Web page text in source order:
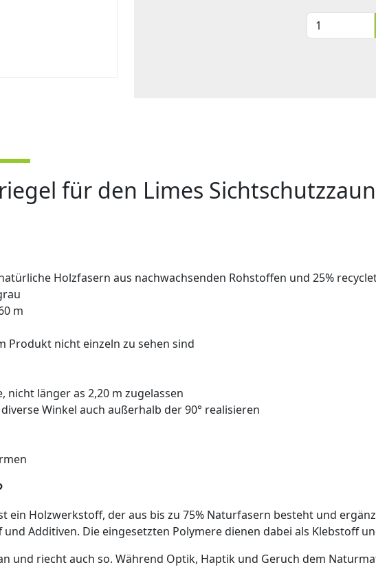
für den Limes
natürliche Holzfasern aus nachwachsenden Rohstoffen und 25%
m
Produkt nicht einzeln zu sehen sind
länger as 2,20 m zugelassen
Winkel auch außerhalb der 90° realisieren
ein Holzwerkstoff, der aus bis zu 75% Naturfasern besteht und
Additiven. Die eingesetzten Polymere dienen dabei als Klebstoff
und riecht auch so. Während Optik, Haptik und Geruch dem